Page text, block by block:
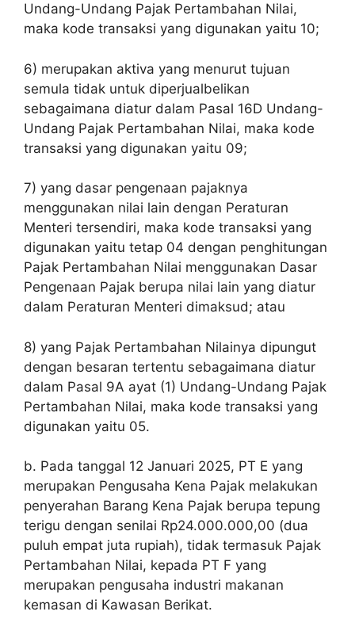
Undang-Undang Pajak Pertambahan Nilai,
maka kode transaksi yang digunakan yaitu 10;
6) merupakan aktiva yang menurut tujuan
semula tidak untuk diperjualbelikan
sebagaimana diatur dalam Pasal 16D Undang-
Undang Pajak Pertambahan Nilai, maka kode
transaksi yang digunakan yaitu 09;
7) yang dasar pengenaan pajaknya
menggunakan nilai lain dengan Peraturan
Menteri tersendiri, maka kode transaksi yang
digunakan yaitu tetap 04 dengan penghitungan
Pajak Pertambahan Nilai menggunakan Dasar
Pengenaan Pajak berupa nilai lain yang diatur
dalam Peraturan Menteri dimaksud; atau
8) yang Pajak Pertambahan Nilainya dipungut
dengan besaran tertentu sebagaimana diatur
dalam Pasal 9A ayat (1) Undang-Undang Pajak
Pertambahan Nilai, maka kode transaksi yang
digunakan yaitu 05.
b. Pada tanggal 12 Januari 2025, PT E yang
merupakan Pengusaha Kena Pajak melakukan
penyerahan Barang Kena Pajak berupa tepung
terigu dengan senilai Rp24.000.000,00 (dua
puluh empat juta rupiah), tidak termasuk Pajak
Pertambahan Nilai, kepada PT F yang
merupakan pengusaha industri makanan
kemasan di Kawasan Berikat.